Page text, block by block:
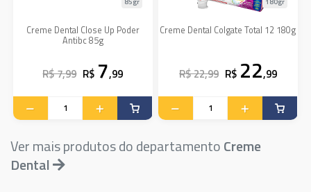
Creme Dental Close Up Poder
Antibc 85g
R$ 7,99 R$ 7,99
Creme Dental Colgate Total 12 180g
R$ 22,99 R$ 22,99
Ver mais produtos do departamentoCreme
Dental